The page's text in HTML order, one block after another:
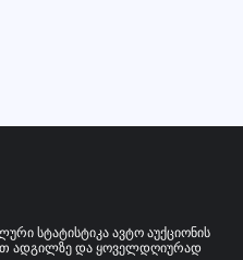
სტატისტიკა ავტო აუქციონის
ადგილზე და ყოველდღიურად